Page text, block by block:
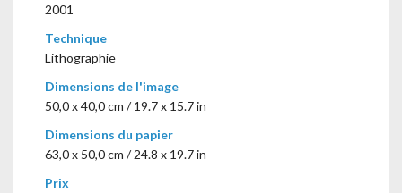
2001
Technique
Lithographie
Dimensions de l'image
50,0 x 40,0 cm / 19.7 x 15.7 in
Dimensions du papier
63,0 x 50,0 cm / 24.8 x 19.7 in
Prix